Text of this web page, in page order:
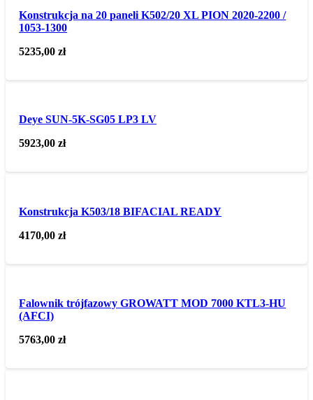
Konstrukcja na 20 paneli K502/20 XL PION 2020-2200 /
1053-1300
5235,00zł
Deye SUN-5K-SG05 LP3 LV
5923,00zł
Konstrukcja K503/18 BIFACIAL READY
4170,00zł
Falownik trójfazowy GROWATT MOD 7000 KTL3-HU
(AFCI)
5763,00zł